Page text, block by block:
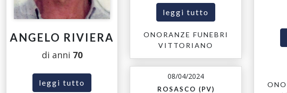
leggi tutto
ONORANZE FUNEBRI
VITTORIANO
ANGELO RIVIERA
di anni 70
leggi tutto
08/04/2024
ROSASCO (PV)